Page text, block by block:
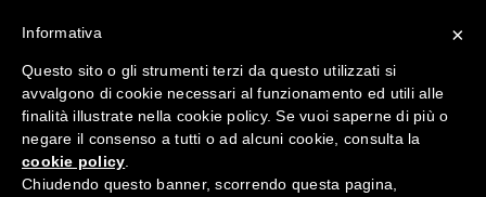
Tutte le categorie
×
Informativa
Questo sito o gli strumenti terzi da questo utilizzati si
avvalgono di cookie necessari al funzionamento ed utili alle
finalità illustrate nella cookie policy. Se vuoi saperne di più o
negare il consenso a tutti o ad alcuni cookie, consulta la
cookie policy
Chiudendo questo banner, scorrendo questa pagina,